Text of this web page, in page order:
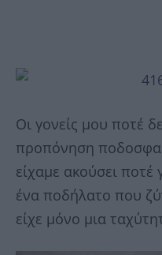
Οι γονείς μου ποτέ
προπόνηση
είχαμε ακούσει
ένα ποδήλατο που
είχε μόνο μια